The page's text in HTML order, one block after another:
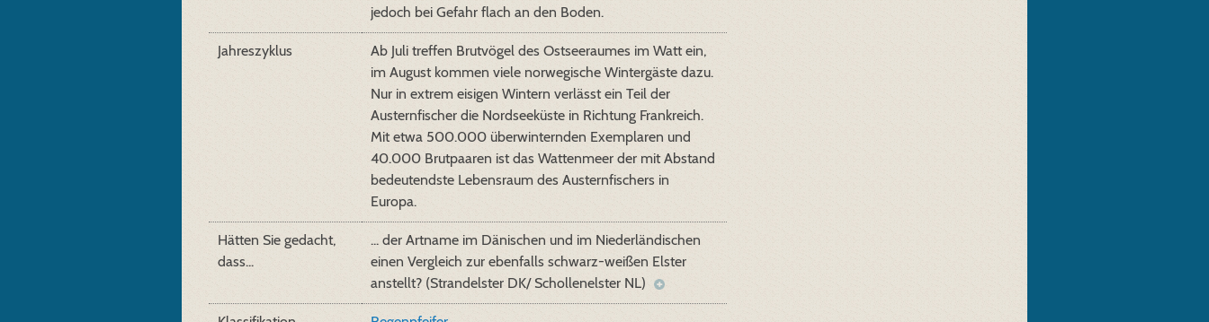
jedoch bei Gefahr flach an den Boden.
Jahreszyklus
Ab Juli treffen Brutvögel des Ostseeraumes im Watt ein,
im August kommen viele norwegische Wintergäste dazu.
Nur in extrem eisigen Wintern verlässt ein Teil der
Austernfischer die Nordseeküste in Richtung Frankreich.
Mit etwa 500.000 überwinternden Exemplaren und
40.000 Brutpaaren ist das Wattenmeer der mit Abstand
bedeutendste Lebensraum des Austernfischers in
Europa.
Hätten Sie gedacht,
dass...
... der Artname im Dänischen und im Niederländischen
einen Vergleich zur ebenfalls schwarz-weißen Elster
anstellt? (Strandelster DK/ Schollenelster NL)